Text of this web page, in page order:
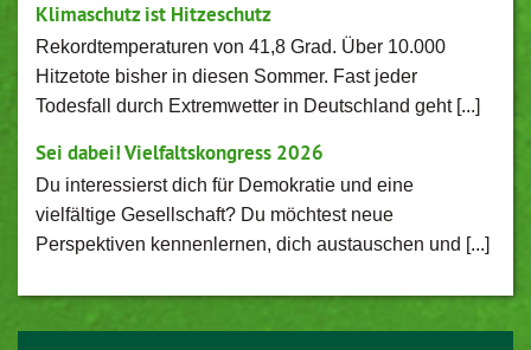
Klimaschutz ist Hitzeschutz
Rekordtemperaturen von 41,8 Grad. Über 10.000
Hitzetote bisher in diesen Sommer. Fast jeder
Todesfall durch Extremwetter in Deutschland geht [...]
Sei dabei! Vielfaltskongress 2026
Du interessierst dich für Demokratie und eine
vielfältige Gesellschaft? Du möchtest neue
Perspektiven kennenlernen, dich austauschen und [...]